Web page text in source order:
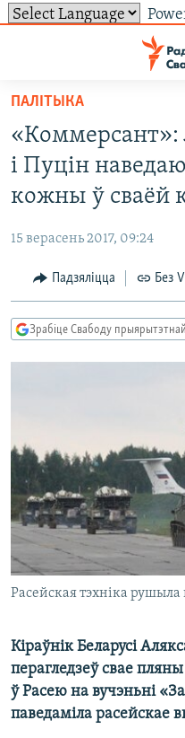
ўнівэрсальнага
доступу
Перайсьці
галоўнага
зьместу
да
навігацыі
Перайсьці
да
ВІДЭА І ФОТА
ПАЛІТЫКА
ЭКАНОМІКА
ТОЛЬКІ НА СВАБОДЗЕ
ГІСТОРЫЯ НА СВАБОДЗЕ
ПАДКАСТЫ
НА ХВАЛЯХ СВАБОДЫ
СУВЯЗЬ
ПАДЗЯЛІЦЦА ІНФАРМАЦЫЯЙ
RSS
ПАДКАСТЫ
ПАЛІТЫКА
і Пуцін
кожны ў сваёй
15 верасень 2017, 09:24
Падзяліцца Без
Зрабіце Свабоду
Расейская тэхніка рушыла
Кіраўнік Беларусі
перагледзеў свае
ў Расею на вучэньні
паведаміла расейскае